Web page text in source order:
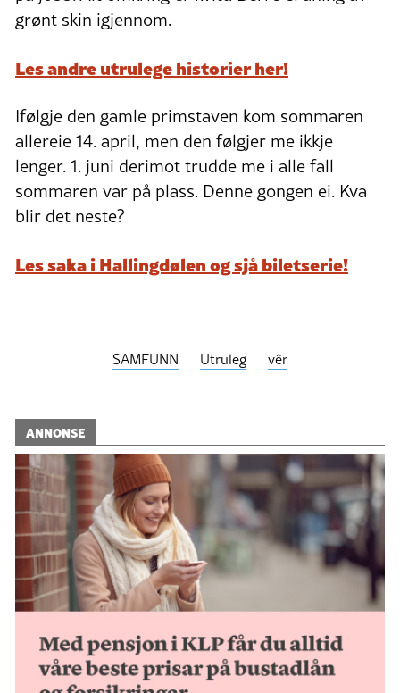
grønt skin igjennom.
Les andre utrulege historier her!
Ifølgje den gamle primstaven kom sommaren
allereie 14. april, men den følgjer me ikkje
lenger. 1. juni derimot trudde me i alle fall
sommaren var på plass. Denne gongen ei. Kva
blir det neste?
Les saka i Hallingdølen og sjå biletserie!
SAMFUNN Utruleg vêr
ANNONSE